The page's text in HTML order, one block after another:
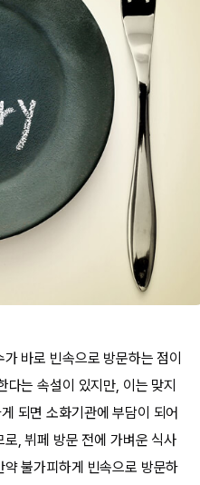
바로 빈속으로 방문하는 점이
다는 속설이 있지만, 이는 맞지
되면 소화기관에 부담이 되어
, 뷔페 방문 전에 가벼운 식사
불가피하게 빈속으로 방문하